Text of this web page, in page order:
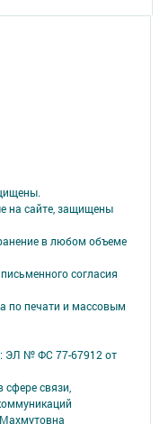
на сайте, защищены
в любом объеме
согласия
по печати и массовым
ЭЛ № ФС 77-67912 от
связи,